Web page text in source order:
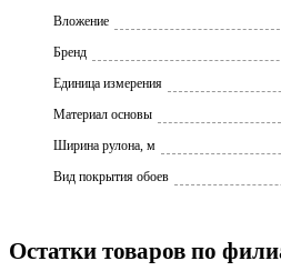
Вложение
Бренд
Единица измерения
Материал основы
Ширина рулона, м
Вид покрытия обоев
Остатки товаров по